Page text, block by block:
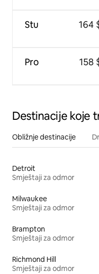
Stu
Pro
164
158
Destinacije koje
Obližnje destinacije
Detroit
Smještaji za odmor
Milwaukee
Smještaji za odmor
Brampton
Smještaji za odmor
Richmond Hill
Smještaji za odmor